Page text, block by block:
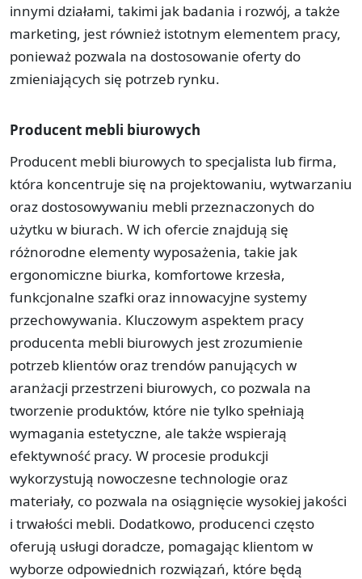
innymi działami, takimi jak badania i rozwój, a także
marketing, jest również istotnym elementem pracy,
ponieważ pozwala na dostosowanie oferty do
zmieniających się potrzeb rynku.
Producent mebli biurowych
Producent mebli biurowych to specjalista lub firma,
która koncentruje się na projektowaniu, wytwarzaniu
oraz dostosowywaniu mebli przeznaczonych do
użytku w biurach. W ich ofercie znajdują się
różnorodne elementy wyposażenia, takie jak
ergonomiczne biurka, komfortowe krzesła,
funkcjonalne szafki oraz innowacyjne systemy
przechowywania. Kluczowym aspektem pracy
producenta mebli biurowych jest zrozumienie
potrzeb klientów oraz trendów panujących w
aranżacji przestrzeni biurowych, co pozwala na
tworzenie produktów, które nie tylko spełniają
wymagania estetyczne, ale także wspierają
efektywność pracy. W procesie produkcji
wykorzystują nowoczesne technologie oraz
materiały, co pozwala na osiągnięcie wysokiej jakości
i trwałości mebli. Dodatkowo, producenci często
oferują usługi doradcze, pomagając klientom w
wyborze odpowiednich rozwiązań, które będą